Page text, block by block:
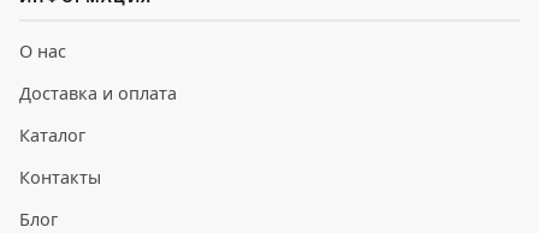
О нас
Доставка и оплата
Каталог
Контакты
Блог